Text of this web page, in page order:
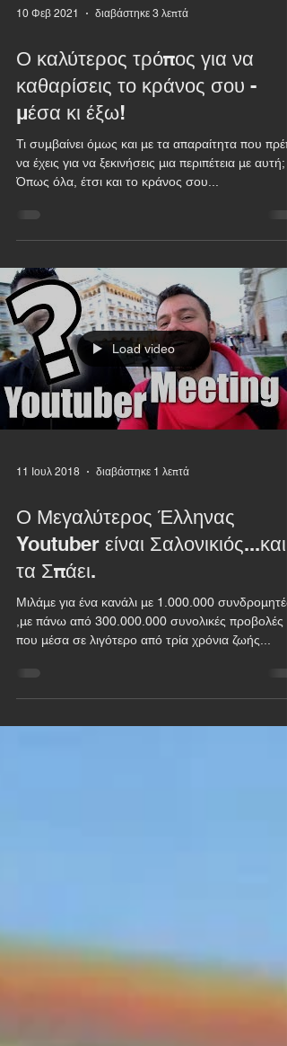
10 Φεβ 2021 διαβάστηκε 3 λεπτά
Ο καλύτερος τρόπος για να
καθαρίσεις το κράνος σου -
μέσα κι έξω!
Τι συμβαίνει όμως και με τα απαραίτητα που
Load video
11 Ιουλ 2018 διαβάστηκε 1 λεπτά
Ο Μεγαλύτερος Έλληνας
Youtuber είναι Σαλονικιός...και
τα Σπάει.
Μιλάμε για ένα κανάλι με 1.000.000 συνδρομητές +